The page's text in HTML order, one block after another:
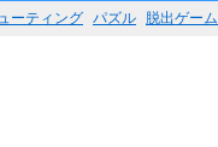
ーティング パズル 脱出ゲーム